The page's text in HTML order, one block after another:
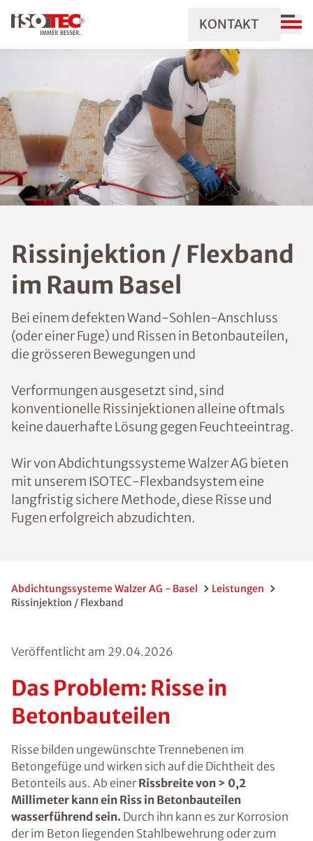
KONTAKT
Rissinjektion / Flexband
im Raum Basel
Bei einem defekten Wand-Sohlen-Anschluss
(oder einer Fuge) und Rissen in Betonbauteilen,
die grösseren Bewegungen und
Verformungen ausgesetzt sind, sind
konventionelle Rissinjektionen alleine oftmals
keine dauerhafte Lösung gegen Feuchteeintrag.
Wir von Abdichtungssysteme Walzer AG bieten
mit unserem ISOTEC-Flexbandsystem eine
langfristig sichere Methode, diese Risse und
Fugen erfolgreich abzudichten.
Abdichtungssysteme Walzer AG - Basel
Leistungen
Rissinjektion / Flexband
Veröffentlicht am 29.04.2026
Das Problem: Risse in
Betonbauteilen
Risse bilden ungewünschte Trennebenen im
Betongefüge und wirken sich auf die Dichtheit des
Betonteils aus. Ab einer Rissbreite von > 0,2
Millimeter kann ein Riss in Betonbauteilen
wasserführend sein. Durch ihn kann es zur Korrosion
der im Beton liegenden Stahlbewehrung oder zum